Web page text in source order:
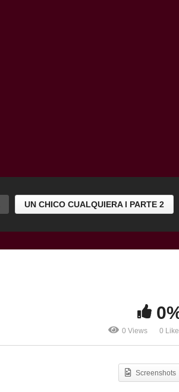
UN CHICO CUALQUIERA l PARTE 2
0 Views 0
Screenshots